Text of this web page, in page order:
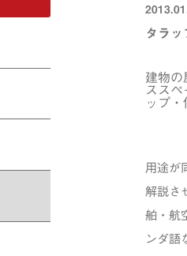
タラ
建物の
スス
ップ
用途が
解説さ
舶・航
ンダ語